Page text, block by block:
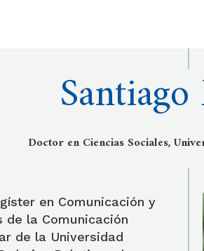
Doctor en Ciencias Sociales,
en Comunicación y
de la Comunicación
de la Universidad